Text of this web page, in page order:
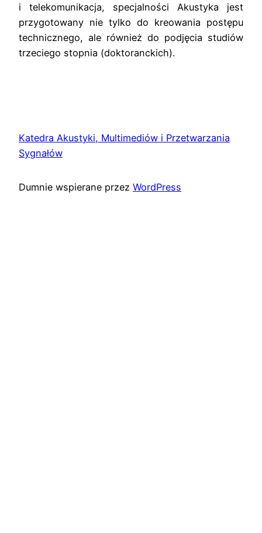
i telekomunikacja, specjalności Akustyka jest
przygotowany nie tylko do kreowania postępu
technicznego, ale również do podjęcia studiów
trzeciego stopnia (doktoranckich).
Katedra Akustyki, Multimediów i Przetwarzania
Sygnałów
Dumnie wspierane przez WordPress